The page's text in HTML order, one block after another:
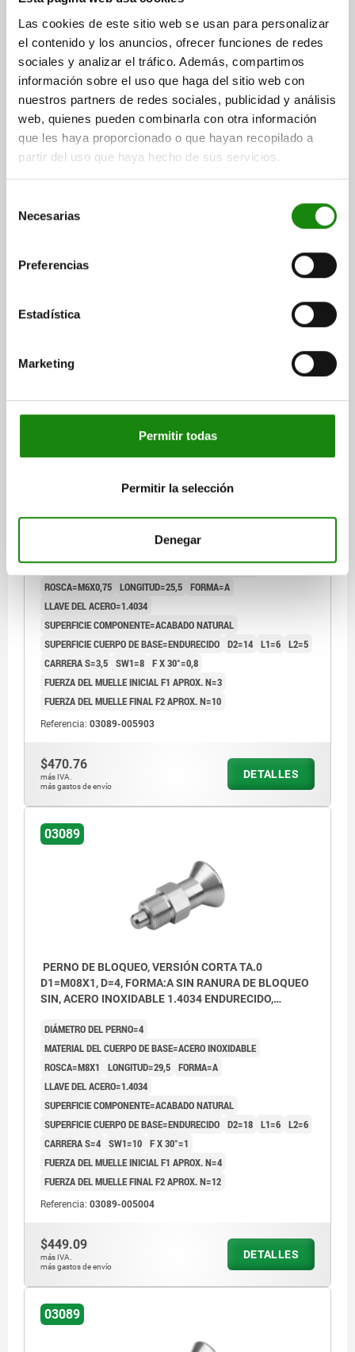
Las cookies de este sitio web se usan para personalizar
el contenido y los anuncios, ofrecer funciones de redes
sociales y analizar el tráfico. Además, compartimos
información sobre el uso que haga del sitio web con
nuestros partners de redes sociales, publicidad y análisis
web, quienes pueden combinarla con otra información
que les haya proporcionado o que hayan recopilado a
partir del uso que haya hecho de sus servicios.
Necesarias
Preferencias
Estadística
Marketing
Permitir todas
Permitir la selección
Denegar
PERNO DE BLOQUEO, VERSIÓN CORTA TA.4
D1=M20X1,5, D=10, FORMA:A SIN RANURA DE
BLOQUEO SIN, ACERO INOXIDABLE 1.4305 NO
ACABADO NATURAL
DIÁMETRO DEL PERNO=10
MATERIAL DEL CUERPO DE BASE=ACERO INOXIDABLE
ROSCA=M20X1,5 LONGITUD=61 FORMA=A
LLAVE DEL ACERO=1.4305
SUPERFICIE COMPONENTE=ACABADO NATURAL
SUPERFICIE CUERPO DE BASE=NO ENDURECIDO
D2=33 L1=15
L2=12 CARRERA S=10 SW1=22 F X 30°=2,8
FUERZA DEL MUELLE FINAL F2 APROX. N=32
PERNO DE BLOQUEO, VERSIÓN CORTA TA.9
BLOQUEO SIN, ACERO INOXIDABLE 1.4034
ENDURECIDO, COMP:ACERO INOXIDABLE 1.4305
MATERIAL DEL CUERPO DE BASE=ACERO INOXIDABLE
ROSCA=M6X0,75 LONGITUD=25,5 FORMA=A
LLAVE DEL ACERO=1.4034
SUPERFICIE COMPONENTE=ACABADO NATURAL
SUPERFICIE CUERPO DE BASE=ENDURECIDO D2=14 L1=6 L2=5
CARRERA S=3,5 SW1=8 F X 30°=0,8
FUERZA DEL MUELLE INICIAL F1 APROX. N=3
FUERZA DEL MUELLE FINAL F2 APROX. N=10
Referencia: 03089-005903
$470.76
más IVA.
más gastos de envío
DETALLES
03089
PERNO DE BLOQUEO, VERSIÓN CORTA TA.0
D1=M08X1, D=4, FORMA:A SIN RANURA DE BLOQUEO
SIN, ACERO INOXIDABLE 1.4034 ENDURECIDO,
NATURAL
DIÁMETRO DEL PERNO=4
MATERIAL DEL CUERPO DE BASE=ACERO INOXIDABLE
ROSCA=M8X1
LONGITUD=29,5 FORMA=A
LLAVE DEL ACERO=1.4034
SUPERFICIE COMPONENTE=ACABADO NATURAL
SUPERFICIE CUERPO DE BASE=ENDURECIDO D2=18 L1=6 L2=6
CARRERA S=4 SW1=10 F X 30°=1
FUERZA DEL MUELLE INICIAL F1 APROX. N=4
FUERZA DEL MUELLE FINAL F2 APROX. N=12
Referencia: 03089-005004
$449.09
más IVA.
más gastos de envío
DETALLES
03089